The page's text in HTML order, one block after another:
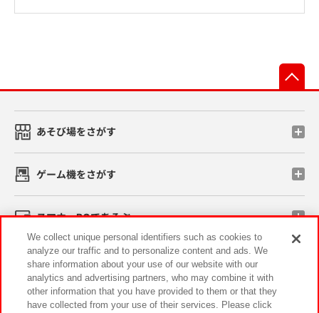
あそび場をさがす
ゲーム機をさがす
スマホ・PCであそぶ
イベント・キャンペーン
We collect unique personal identifiers such as cookies to
analyze our traffic and to personalize content and ads. We
share information about your use of our website with our
analytics and advertising partners, who may combine it with
other information that you have provided to them or that they
have collected from your use of their services. Please click